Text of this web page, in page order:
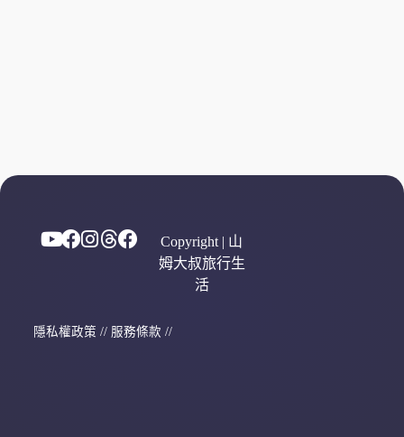
Copyright | 山
姆大叔旅行生
活
隱私權政策 // 服務條款 //